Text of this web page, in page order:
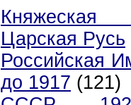
Царская Русь
Российская
до 1917 (121)